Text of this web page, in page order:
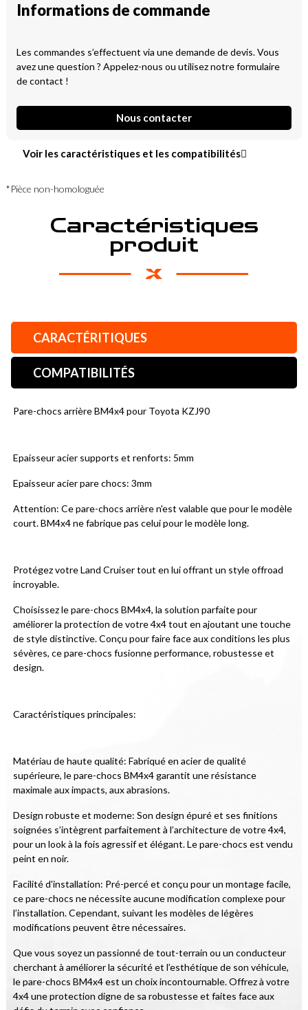
Informations de commande
Les commandes s’effectuent via une demande de devis. Vous
avez une question ? Appelez-nous ou utilisez notre formulaire
de contact !
Nous contacter
Voir les caractéristiques et les compatibilités
*Pièce non-homologuée
Caractéristiques
produit
CARACTÉRITIQUES
COMPATIBILITÉS
Pare-chocs arrière BM4x4 pour Toyota KZJ90
Epaisseur acier supports et renforts: 5mm
Epaisseur acier pare chocs: 3mm
Attention: Ce pare-chocs arrière n'est valable que pour le modèle
court. BM4x4 ne fabrique pas celui pour le modèle long.
Protégez votre Land Cruiser tout en lui offrant un style offroad
incroyable.
Choisissez le pare-chocs BM4x4, la solution parfaite pour
améliorer la protection de votre 4x4 tout en ajoutant une touche
de style distinctive. Conçu pour faire face aux conditions les plus
sévères, ce pare-chocs fusionne performance, robustesse et
design.
Caractéristiques principales:
Matériau de haute qualité: Fabriqué en acier de qualité
supérieure, le pare-chocs BM4x4 garantit une résistance
maximale aux impacts, aux abrasions.
Design robuste et moderne: Son design épuré et ses finitions
soignées s’intègrent parfaitement à l’architecture de votre 4x4,
pour un look à la fois agressif et élégant. Le pare-chocs est vendu
peint en noir.
Facilité d'installation: Pré-percé et conçu pour un montage facile,
ce pare-chocs ne nécessite aucune modification complexe pour
l’installation. Cependant, suivant les modèles de légères
modifications peuvent être nécessaires.
Que vous soyez un passionné de tout-terrain ou un conducteur
cherchant à améliorer la sécurité et l’esthétique de son véhicule,
le pare-chocs BM4x4 est un choix incontournable. Offrez à votre
4x4 une protection digne de sa robustesse et faites face aux